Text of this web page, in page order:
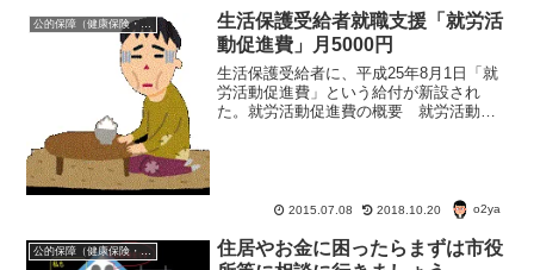
公的保障（健康保険・年金・雇用保険・生活保護・災害時の補償）
生活保護受給者就職支援「就労活
動促進費」月5000円
生活保護受給者に、平成25年8月1日「就
労活動促進費」という給付が新設され
た。就労活動促進費の概要 就労活動促
2015.07.08 2018.10.20 o2ya
住居やお金に困ったらまずは市役